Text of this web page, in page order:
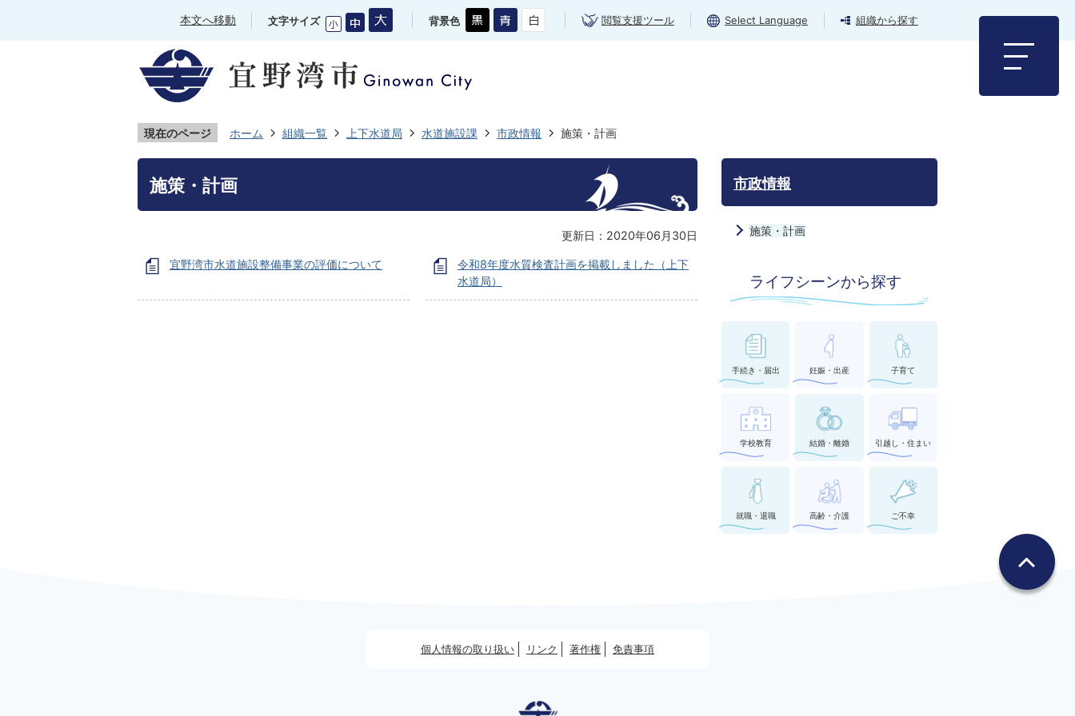
本文へ移動 文字サイズ 背景色 閲覧支援ツール Select Language 組織から探す
現在のページ ホーム 組織一覧 上下水道局 水道施設課 市政情報 施策・計画
施策・計画
更新日：2020年06月30日
宜野湾市水道施設整備事業の評価について
令和8年度水質検査計画を掲載しました（上下
水道局）
市政情報
施策・計画
ライフシーンから探す
手続き・届出 妊娠・出産 子育て
学校教育 結婚・離婚 引越し・住まい
就職・退職 高齢・介護 ご不幸
個人情報の取り扱い リンク 著作権 免責事項